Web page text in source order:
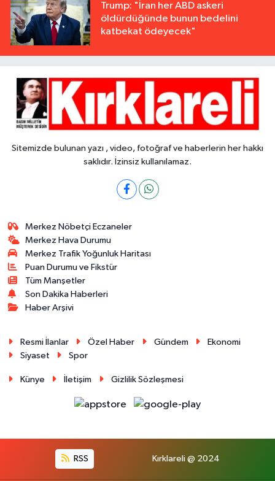
Trump: "İran her ABD askeri
öldürdüğünde bunun bedelini
katbekat ödeyecek"
Sitemizde bulunan yazı , video, fotoğraf ve haberlerin her hakkı
saklıdır. İzinsiz kullanılamaz.
Merkez Nöbetçi Eczaneler
Merkez Hava Durumu
Merkez Trafik Yoğunluk Haritası
Puan Durumu ve Fikstür
Tüm Manşetler
Son Dakika Haberleri
Haber Arşivi
Resmi İlanlar Özel Haber Gündem
Ekonomi
Siyaset
Spor
Künye İletişim Gizlilik Sözleşmesi
RSS Kırklareli @ 2024